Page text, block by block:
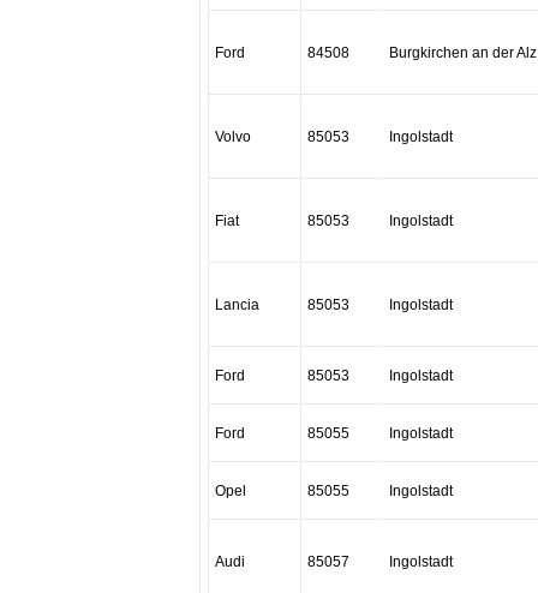
Ford 84508 Burgkirchen an der Alz
Volvo 85053 Ingolstadt
Fiat 85053 Ingolstadt
Lancia 85053 Ingolstadt
Ford 85053 Ingolstadt
Ford 85055 Ingolstadt
Opel 85055 Ingolstadt
Audi 85057 Ingolstadt